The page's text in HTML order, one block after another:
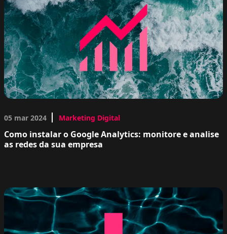
05 mar 2024 Marketing Digital
Como instalar o Google Analytics: monitore e analise
as redes da sua empresa